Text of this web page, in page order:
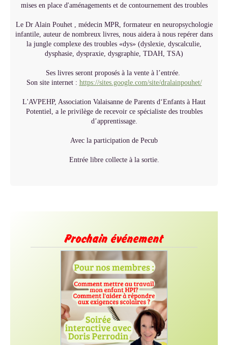
mises en place d'aménagements et de contournement des troubles
Le Dr Alain Pouhet , médecin MPR, formateur en neuropsychologie
infantile, auteur de nombreux livres, nous aidera à nous repérer dans
la jungle complexe des troubles «dys» (dyslexie, dyscalculie,
dysphasie, dyspraxie, dysgraphie, TDAH, TSA)
Ses livres seront proposés à la vente à l’entrée.
Son site internet : https://sites.google.com/site/dralainpouhet/
L'AVPEHP, Association Valaisanne de Parents d‘Enfants à Haut
Potentiel, a le privilège de recevoir ce spécialiste des troubles
d’apprentissage.
Avec la participation de Pecub
Entrée libre collecte à la sortie.
Prochain événement